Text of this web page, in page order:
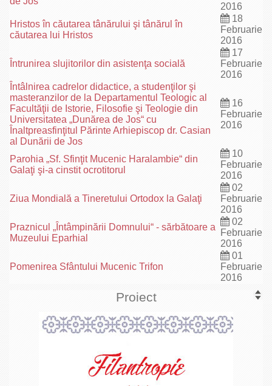
2016
Hristos în căutarea tânărului şi tânărul în
căutarea lui Hristos
18
Februarie
2016
Întrunirea slujitorilor din asistenţa socială
17
Februarie
2016
Întâlnirea cadrelor didactice, a studenţilor şi
masteranzilor de la Departamentul Teologic al
Facultăţii de Istorie, Filosofie şi Teologie din
Universitatea „Dunărea de Jos“ cu
Înaltpreasfinţitul Părinte Arhiepiscop dr. Casian
al Dunării de Jos
16
Februarie
2016
Parohia „Sf. Sfinţit Mucenic Haralambie“ din
Galaţi şi-a cinstit ocrotitorul
10
Februarie
2016
Ziua Mondială a Tineretului Ortodox la Galaţi
02
Februarie
2016
Praznicul „Întâmpinării Domnului“ - sărbătoare a
Muzeului Eparhial
02
Februarie
2016
Pomenirea Sfântului Mucenic Trifon
01
Februarie
2016
Proiect